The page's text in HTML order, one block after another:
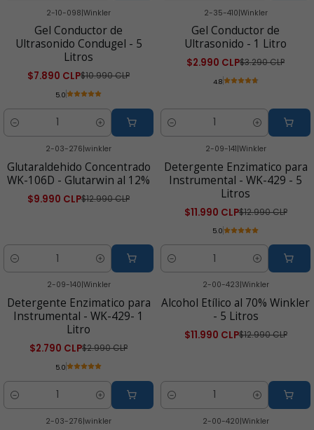
2-10-098|Winkler
Gel Conductor de
Ultrasonido Condugel - 5
Litros
$7.890 CLP$10.990 CLP
5.0
Cantidad
2-35-410|Winkler
Gel Conductor de
Ultrasonido - 1 Litro
$2.990 CLP$3.290 CLP
4.8
Cantidad
2-03-276|winkler
Glutaraldehido Concentrado
WK-106D - Glutarwin al 12%
$9.990 CLP$12.990 CLP
Cantidad
2-09-141|Winkler
Detergente Enzimatico para
Instrumental - WK-429 - 5
Litros
$11.990 CLP$12.990 CLP
5.0
Cantidad
2-09-140|Winkler
Detergente Enzimatico para
Instrumental - WK-429- 1
Litro
$2.790 CLP$2.990 CLP
5.0
Cantidad
2-00-423|Winkler
Alcohol Etílico al 70% Winkler
- 5 Litros
$11.990 CLP$12.990 CLP
Cantidad
2-03-276|winkler 2-00-420|Winkler